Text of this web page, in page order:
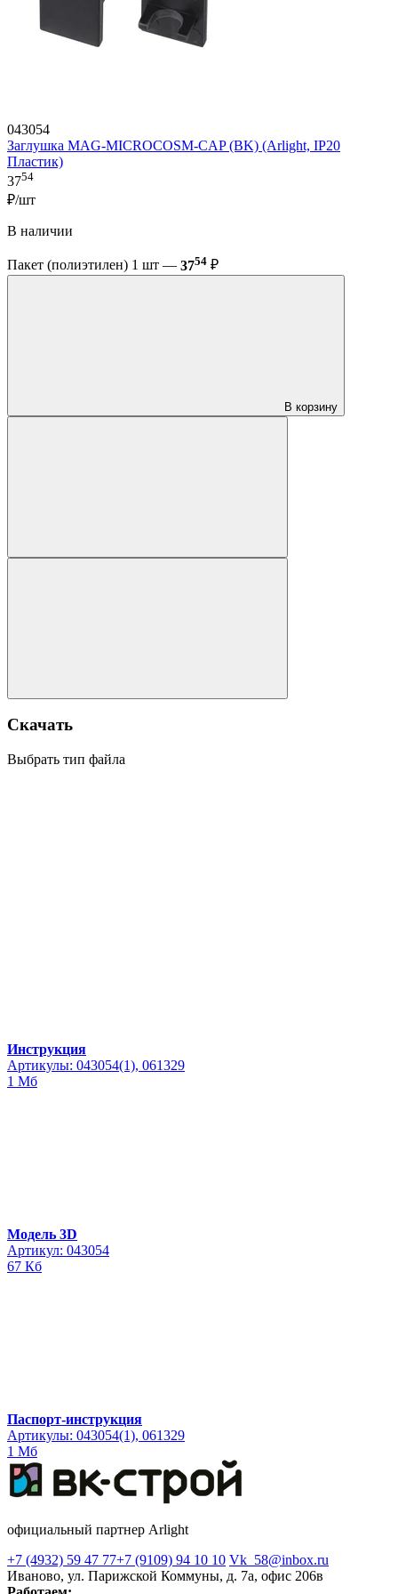
043054
Заглушка MAG-MICROCOSM-CAP (BK) (Arlight, IP20
Пластик)
3754
₽/шт
В наличии
Пакет (полиэтилен) 1 шт — 3754 ₽
В корзину
Скачать
Выбрать тип файла
Инструкция
Артикулы: 043054(1), 061329
1 Мб
Модель 3D
Артикул: 043054
67 Кб
Паспорт-инструкция
Артикулы: 043054(1), 061329
1 Мб
официальный партнер Arlight
+7 (4932) 59 47 77+7 (9109) 94 10 10 Vk_58@inbox.ru
Иваново, ул. Парижской Коммуны, д. 7а, офис 206в